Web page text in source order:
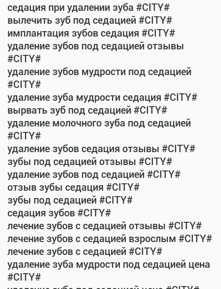
седация при удалении зуба #CITY#
вылечить зуб под седацией #CITY#
имплантация зубов седация #CITY#
удаление зубов под седацией отзывы
#CITY#
удаление зубов мудрости под седацией
#CITY#
удаление зуба мудрости седация #CITY#
вырвать зуб под седацией #CITY#
удаление молочного зуба под седацией
#CITY#
удаление зубов седация отзывы #CITY#
зубы под седацией отзывы #CITY#
удаление зубов под седацией #CITY#
отзыв зубы седация #CITY#
зубы под седацией #CITY#
седация зубов #CITY#
лечение зубов с седацией отзывы #CITY#
лечение зубов с седацией взрослым #CITY#
лечение зубов с седацией #CITY#
удаление зуба мудрости под седацией цена
#CITY#